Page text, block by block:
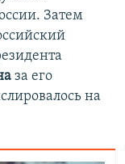
Затем
за его
на